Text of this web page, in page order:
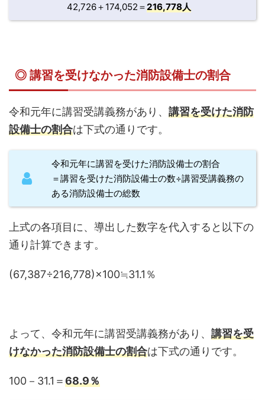
42,726＋174,052＝216,778人
◎ 講習を受けなかった消防設備士の割合
令和元年に講習受講義務があり、 講習を受けた消防
設備士の割合は下式の通りです。
令和元年に講習を受けた消防設備士の割合
＝講習を受けた消防設備士の数÷講習受講義務の
ある消防設備士の総数
上式の各項目に、導出した数字を代入すると以下の
通り計算できます。
(67,387÷216,778)×100≒31.1％
よって、令和元年に講習受講義務があり、 講習を受
けなかった消防設備士の割合は下式の通りです。
100－31.1＝68.9％